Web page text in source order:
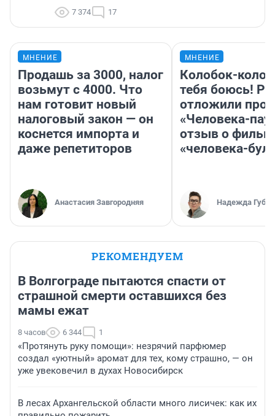
7 374 17
МНЕНИЕ
Продашь за 3000, налог
возьмут с 4000. Что
нам готовит новый
налоговый закон — он
коснется импорта и
даже репетиторов
Анастасия Завгородняя
МНЕНИЕ
Колобок-
тебя боюсь!
отложили
«Человека-
отзыв о
«человека-
Надежда
РЕКОМЕНДУЕМ
В Волгограде пытаются спасти от
страшной смерти оставшихся без
мамы ежат
8 часов 6 344 1
«Протянуть руку помощи»: незрячий парфюмер
создал «уютный» аромат для тех, кому страшно, — он
уже увековечил в духах Новосибирск
В лесах Архангельской области много лисичек: как их